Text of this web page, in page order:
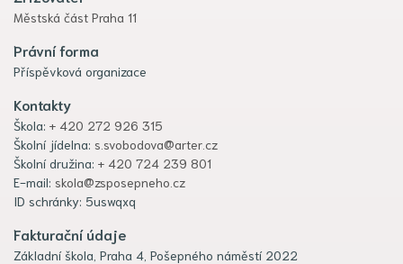
Městská část Praha 11
Právní forma
Příspěvková organizace
Kontakty
Škola: + 420 272 926 315
Školní jídelna: s.svobodova@arter.cz
Školní družina: + 420 724 239 801
E-mail: skola@zsposepneho.cz
ID schránky: 5uswqxq
Fakturační údaje
Základní škola, Praha 4, Pošepného náměstí 2022